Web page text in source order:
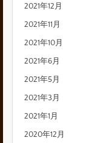
2021年12月
2021年11月
2021年10月
2021年6月
2021年5月
2021年3月
2021年1月
2020年12月